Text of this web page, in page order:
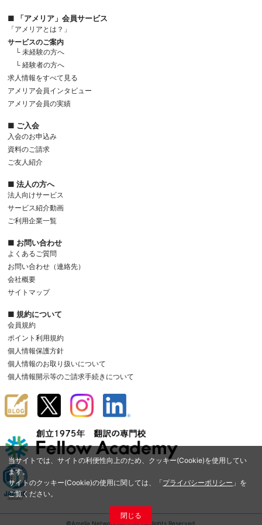
当サイトでは、サイトの利便性向上のため、クッキー(Cookie)を使用してい
ます。
サイトのクッキー(Cookie)の使用に関しては、「プライバシーポリシー 」を
ご覧ください。
閉じる
■ 「アメリア」会員サービス
「アメリアとは？」
サービスのご案内
└ 未経験の方へ
└ 経験者の方へ
求人情報をすべて見る
アメリア会員インタビュー
アメリア会員の実績
■ ご入会
入会のお申込み
資料のご請求
ご友人紹介
■ 法人の方へ
法人向けサービス
サービス紹介動画
ご利用企業一覧
■ お問い合わせ
よくあるご質問
お問い合わせ（連絡先）
会社概要
サイトマップ
■ 規約について
会員規約
ポイント利用規約
個人情報保護方針
個人情報のお取り扱いについて
個人情報開示等のご請求手続きについて
©Amelia Network Co.,Ltd. All Rights Reserved.